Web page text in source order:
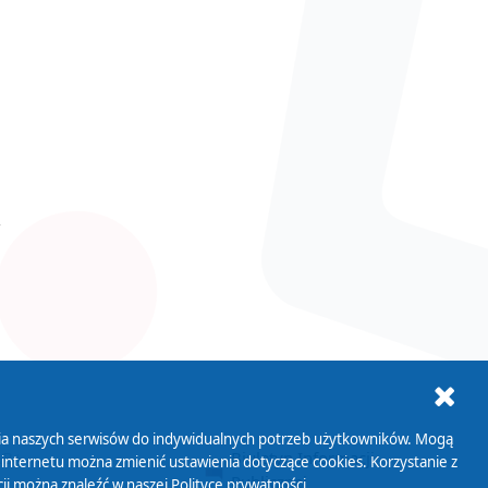
Biuletyn Informacji
Publicznej
naszych serwisów do indywidualnych potrzeb użytkowników. Mogą
można zmienić ustawienia dotyczące cookies. Korzystanie z